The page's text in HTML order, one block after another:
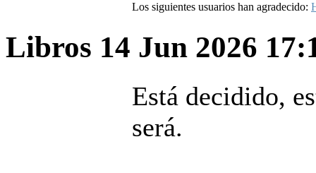
Los siguientes usuarios han agradecido:
Libros 14 Jun 2026
Está decidido,
será.